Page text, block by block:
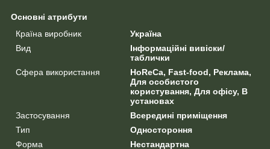
Основні атрибути
Країна виробник
Україна
Вид
Інформаційні вивіски/
таблички
Сфера використання
HoReCa, Fast-food, Реклама,
Для особистого
користування, Для офісу, В
установах
Застосування
Всередині приміщення
Тип
Одностороння
Форма
Нестандартна